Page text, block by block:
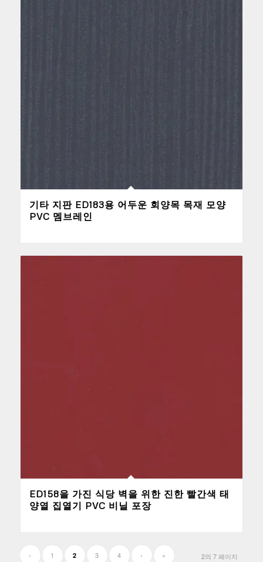
기타 지판 ED183용 어두운 회양목 목재 모양
PVC 멤브레인
ED158을 가진 식당 벽을 위한 진한 빨간색 태
양열 집열기 PVC 비닐 포장
2의 7 페이지
‹ 1 2 3 4 › »